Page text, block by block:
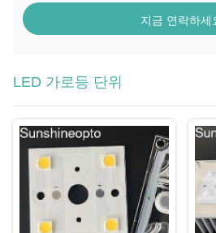
지금 연락하세
LED 가로등 단위